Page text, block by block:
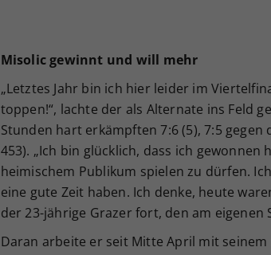
Misolic gewinnt und will mehr
„Letztes Jahr bin ich hier leider im
toppen!“, lachte der als Alternate ins Feld
Stunden hart erkämpften 7:6 (5), 7:5
453). „Ich bin glücklich, dass ich
heimischem Publikum spielen zu dürfen.
eine gute Zeit haben. Ich denke, heute
der 23-jährige Grazer fort, den am eigenen
Daran arbeite er seit Mitte April mit